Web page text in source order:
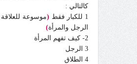
كالتالي :
1 للكبار فقط
(موسوعة
الرجل والمرأة)
2- كيف تفهم المرأة
3 الرجل
4 الطلاق